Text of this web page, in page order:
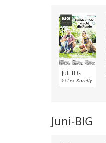
Juli-BIG
© Lex Karelly
Juni-BIG